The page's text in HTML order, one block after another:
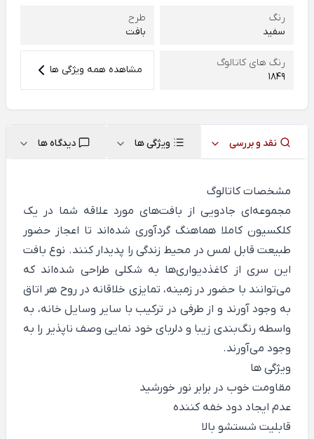
رنگ
سفید
طرح
بافت
رنگ های کاتالوگ
1849
مشاهده همه ویژگی ها
نقد و بررسی ویژگی ها دیدگاه ها
مشخصات کاتالوگ
مجموعه‌ای جادویی از بافت‌های مورد علاقه شما در یک
کلکسیون کاملا هماهنگ گردآوری شده‌اند تا اعجاز حضور
طبیعت قابل لمس در محیط زندگی را پدیدار کنند. نوع بافت
این سری از کاغذدیواری‌ها به شکلی طراحی شده‌اند که
می‌توانند با حضور در زمینه، تمایزی خلاقانه در روح هر اتاق
به وجود آورند و از طرفی در ترکیب با سایر وسایل خانه، به
واسطه رنگ‌بندی زیبا و دلربای خود نمایی وصف ناپذیر را به
وجود می‌آورند.
ویژگی ها
مقاومت خوب در برابر نور خورشید
عدم ایجاد دود خفه کننده
قابلیت شستشو بالا